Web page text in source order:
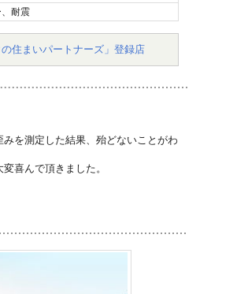
耐震
住まいパートナーズ」登録店
を測定した結果、殆どないことがわ
喜んで頂きました。